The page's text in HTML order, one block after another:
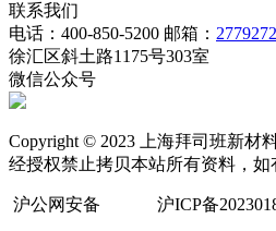
联系我们
电话：400-850-5200 邮箱：
徐汇区斜土路1175号303室
微信公众号
Copyright © 2023 上海拜司班新材
经授权禁止拷贝本站所有资料，如
沪公网安备 沪ICP备